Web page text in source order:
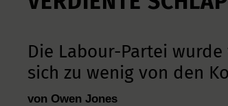
Die Labour-Partei
sich zu wenig von den
von Owen Jones